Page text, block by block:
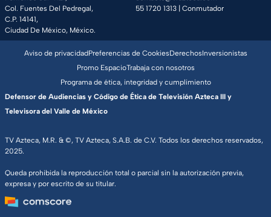
Col. Fuentes Del Pedregal,
C.P. 14141,
Ciudad De México, México.
55 1720 1313 | Conmutador
TV Azteca, M.R. & ©, TV Azteca, S.A.B. de C.V. Todos los derechos reservados,
2025.
Queda prohibida la reproducción total o parcial sin la autorización previa,
expresa y por escrito de su titular.
Aviso de privacidadPreferencias de CookiesDerechosInversionistas
Promo EspacioTrabaja con nosotros
Programa de ética, integridad y cumplimiento
Defensor de Audiencias y Código de Ética de Televisión Azteca III y
Televisora del Valle de México